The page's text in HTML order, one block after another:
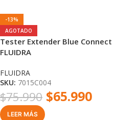
-13%
AGOTADO
Tester Extender Blue Connect
FLUIDRA
FLUIDRA
SKU: 7015C004
$75.990 $65.990
LEER MÁS